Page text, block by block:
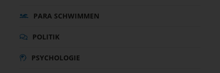
PARA SCHWIMMEN
POLITIK
PSYCHOLOGIE